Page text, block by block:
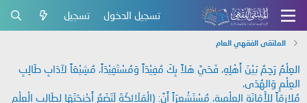
تسجيل الدخول تسجيل
الملتقى الفقهي العام
العِلْمُ رَحِمٌ بَيْنَ أَهْلِهِ، فَحَيَّ هَلاً بِكَ مُفِيْدَاً وَمُسْتَفِيْدَاً، مُشِيْعَاً لآدَابِ طَالِبِ
العِلْمِ وَالهُدَى،
مُلازِمَاً لِلأَمَانَةِ العِلْمِيةِ، مُسْتَشْعِرَاً أَنَّ: (الْمَلَائِكَةَ لَتَضَعُ أَجْنِحَتَهَا لِطَالِبِ الْعِلْمِ